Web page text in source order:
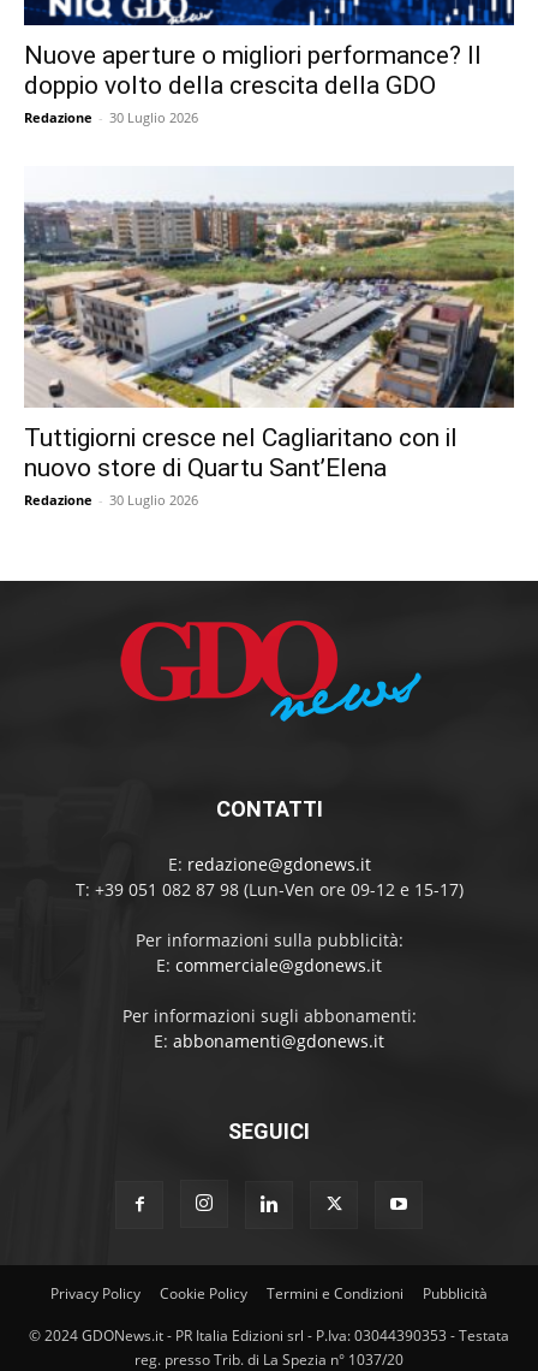
Nuove aperture o migliori performance? Il
doppio volto della crescita della GDO
Redazione - 30 Luglio 2026
Tuttigiorni cresce nel Cagliaritano con il
nuovo store di Quartu Sant’Elena
Redazione - 30 Luglio 2026
CONTATTI
E: redazione@gdonews.it
T: +39 051 082 87 98 (Lun-Ven ore 09-12 e 15-17)
Per informazioni sulla pubblicità:
E: commerciale@gdonews.it
Per informazioni sugli abbonamenti:
E: abbonamenti@gdonews.it
SEGUICI
Privacy Policy Cookie Policy Termini e Condizioni Pubblicità
© 2024 GDONews.it - PR Italia Edizioni srl - P.Iva: 03044390353 - Testata
reg. presso Trib. di La Spezia n° 1037/20